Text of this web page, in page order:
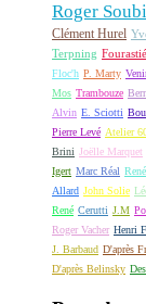
Roger
Clément Hurel
Terpning Fourastié
Floc'h P. Marty
Mos Trambouze
Alvin E. Sciotti
Pierre Levé Atelier
Brini Joëlle Marquet
Igert Marc Réal
Allard John Solie
René Cerutti J.M
Roger Vacher Henri
J. Barbaud D'après
D'après Belinsky